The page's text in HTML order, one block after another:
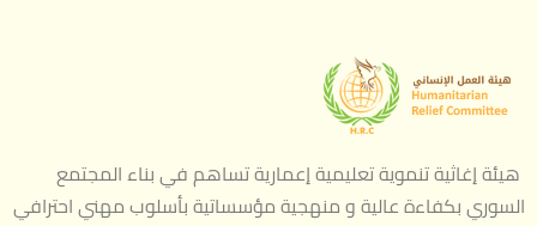
هيئة إغاثية تنموية تعليمية إعمارية تساهم في بناء المجتمع
السوري بكفاءة عالية و منهجية مؤسساتية بأسلوب مهني احترافي